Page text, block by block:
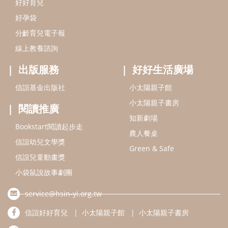
信誼基金會
信誼兒童發展國際研討會
2022信誼年度報告
2023信誼年度報告
2024信誼年度報告
附設幼兒園
小袋鼠幼師網